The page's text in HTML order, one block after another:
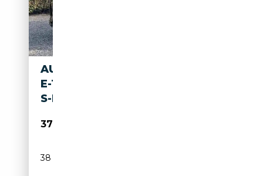
AUDI Q8 E-TRON !VERKOCHT!
E-TRON BLACK EDITION - 2X
S-LINE - TREKHAAK
37 900€
38 669 km